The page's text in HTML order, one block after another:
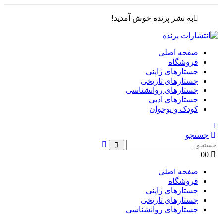
به نشر پرنده خوش آمدید!
صفحه اصلی
فروشگاه
جستارهای ژاپنی
جستارهای تاریخی
جستارهای روانشناسی
جستارهای ادبی
کودک و نوجوان
جستجو
00
صفحه اصلی
فروشگاه
جستارهای ژاپنی
جستارهای تاریخی
جستارهای روانشناسی